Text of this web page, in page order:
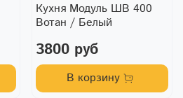
Кухня Модуль ШВ 400
Вотан / Белый
3800 руб
В корзину